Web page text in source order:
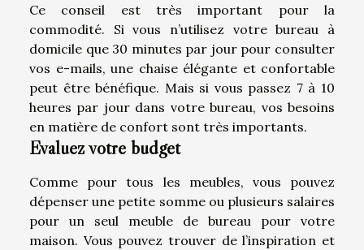
Ce conseil est très important pour la
commodité. Si vous n’utilisez votre bureau à
domicile que 30 minutes par jour pour consulter
vos e-mails, une chaise élégante et confortable
peut être bénéfique. Mais si vous passez 7 à 10
heures par jour dans votre bureau, vos besoins
en matière de confort sont très importants.
Evaluez votre budget
Comme pour tous les meubles, vous pouvez
dépenser une petite somme ou plusieurs salaires
pour un seul meuble de bureau pour votre
maison. Vous pouvez trouver de l’inspiration et